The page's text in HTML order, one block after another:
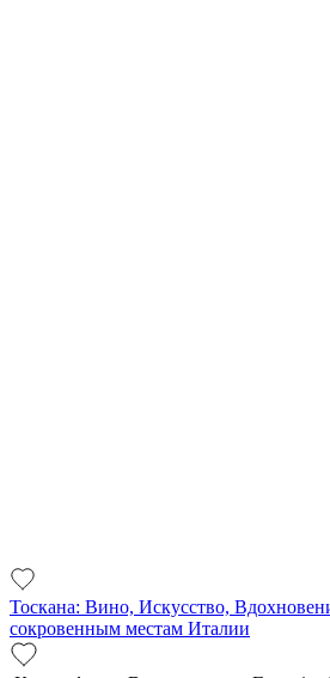
Тоскана: Вино, Искусство,
сокровенным местам Италии